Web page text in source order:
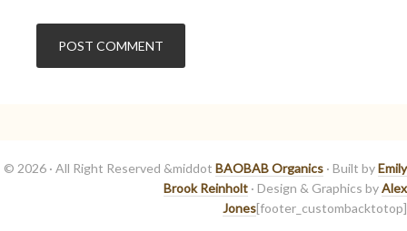
© 2026 · All Right Reserved &middot BAOBAB Organics · Built byEmily
Brook Reinholt · Design & Graphics byAlex
Jones[footer_custombacktotop]